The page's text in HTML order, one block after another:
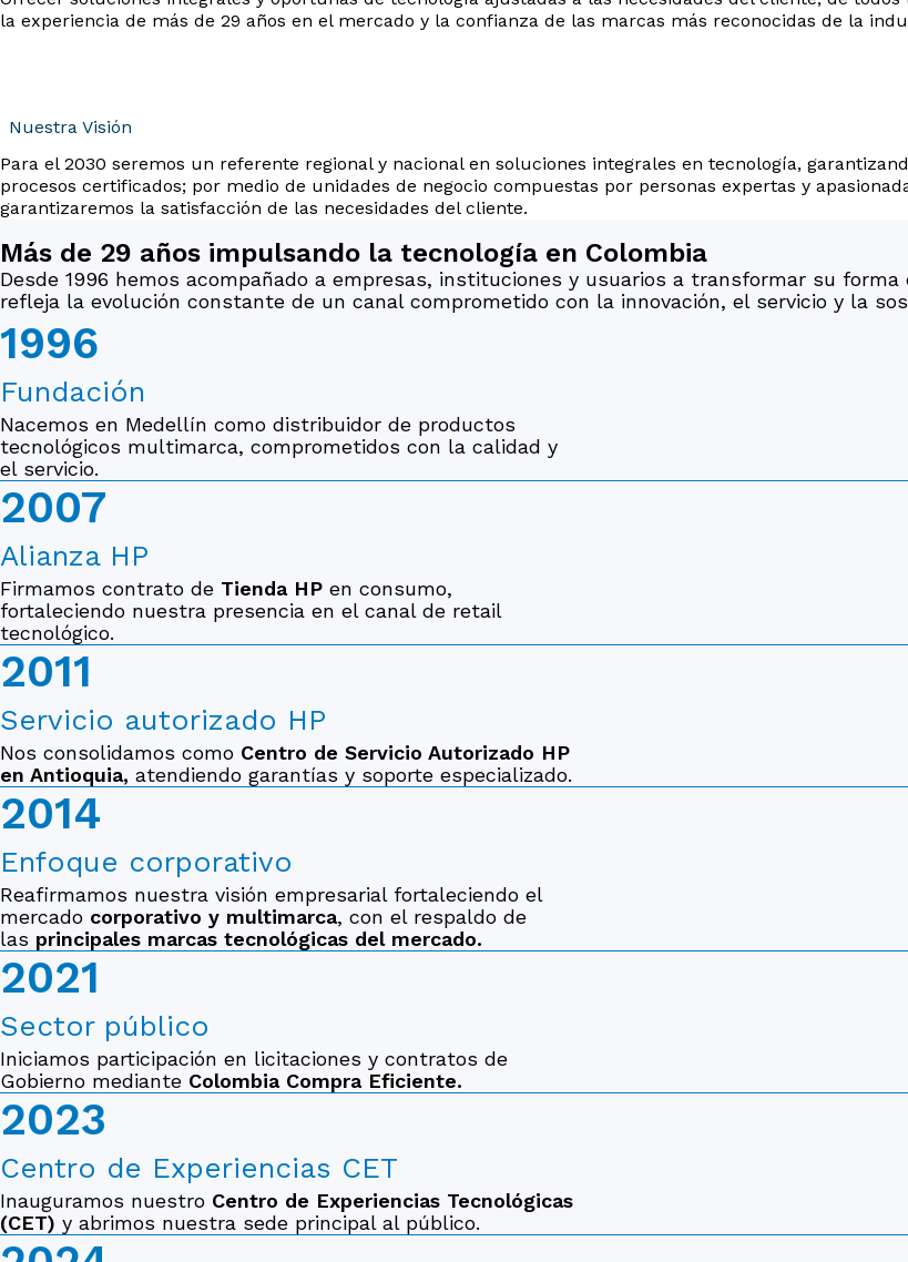
la experiencia de más de 29 años en el mercado y la confianza de las marcas más reconocidas de la
Nuestra Visión
Para el 2030 seremos un referente regional y nacional en soluciones integrales en tecnología,
procesos certificados; por medio de unidades de negocio compuestas por personas expertas y
garantizaremos la satisfacción de las necesidades del cliente.
Más de 29 años impulsando la tecnología en Colombia
Desde 1996 hemos acompañado a empresas, instituciones y usuarios a transformar su
refleja la evolución constante de un canal comprometido con la innovación, el servicio y la
1996
Fundación
Nacemos en Medellín como distribuidor de productos
tecnológicos multimarca, comprometidos con la calidad y
el servicio.
2007
Alianza HP
Firmamos contrato de Tienda HP en consumo,
fortaleciendo nuestra presencia en el canal de retail
tecnológico.
2011
Servicio autorizado HP
Nos consolidamos como Centro de Servicio Autorizado HP
en Antioquia, atendiendo garantías y soporte especializado.
2014
Enfoque corporativo
Reafirmamos nuestra visión empresarial fortaleciendo el
mercado corporativo y multimarca, con el respaldo de
las principales marcas tecnológicas del mercado.
2021
Sector público
Iniciamos participación en licitaciones y contratos de
Gobierno mediante Colombia Compra Eficiente.
2023
Centro de Experiencias CET
Inauguramos nuestro Centro de Experiencias Tecnológicas
(CET) y abrimos nuestra sede principal al público.